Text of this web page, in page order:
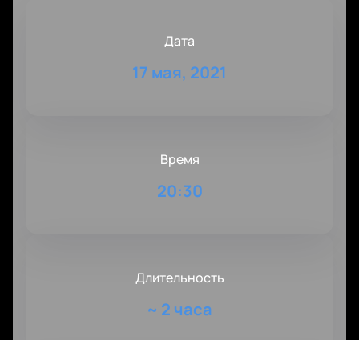
Дата
17 мая, 2021
Время
20:30
Длительность
~ 2 часа